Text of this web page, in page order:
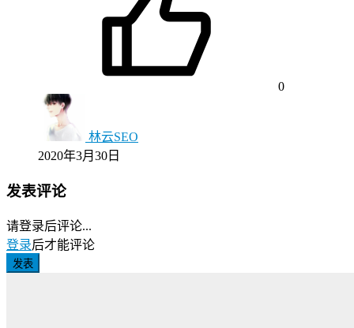
0
林云SEO
2020年3月30日
发表评论
请登录后评论...
登录后才能评论
发表